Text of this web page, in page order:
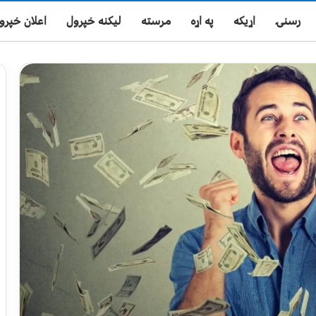
رسنۍ اړیکه په اړه مرسته لیکنه خپرول اعلان